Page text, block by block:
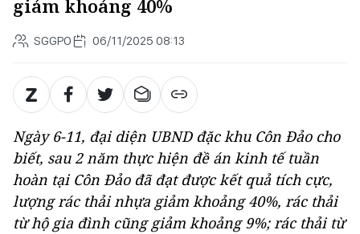
giảm khoảng 40%
SGGPO 06/11/2025 08:13
Ngày 6-11, đại diện UBND đặc khu Côn Đảo cho
biết, sau 2 năm thực hiện đề án kinh tế tuần
hoàn tại Côn Đảo đã đạt được kết quả tích cực,
lượng rác thải nhựa giảm khoảng 40%, rác thải
từ hộ gia đình cũng giảm khoảng 9%; rác thải từ